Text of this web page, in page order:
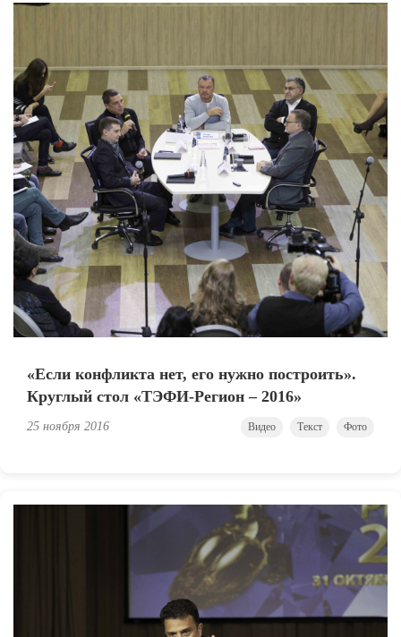
«Если конфликта нет, его нужно построить».
Круглый стол «ТЭФИ-Регион – 2016»
25 ноября 2016 Видео Текст Фото